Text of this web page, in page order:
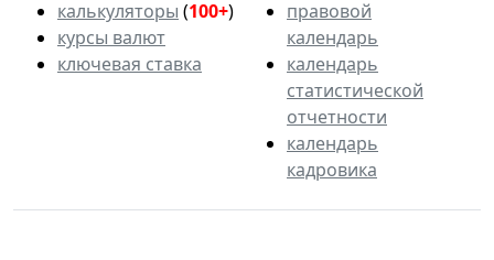
калькуляторы (100+)
курсы валют
ключевая ставка
правовой
календарь
календарь
статистической
отчетности
календарь
кадровика